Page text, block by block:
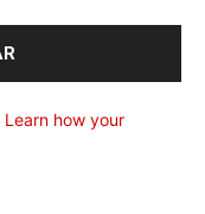
Learn how your